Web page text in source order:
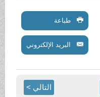
طباعة
البريد الإلكتروني
التالي >